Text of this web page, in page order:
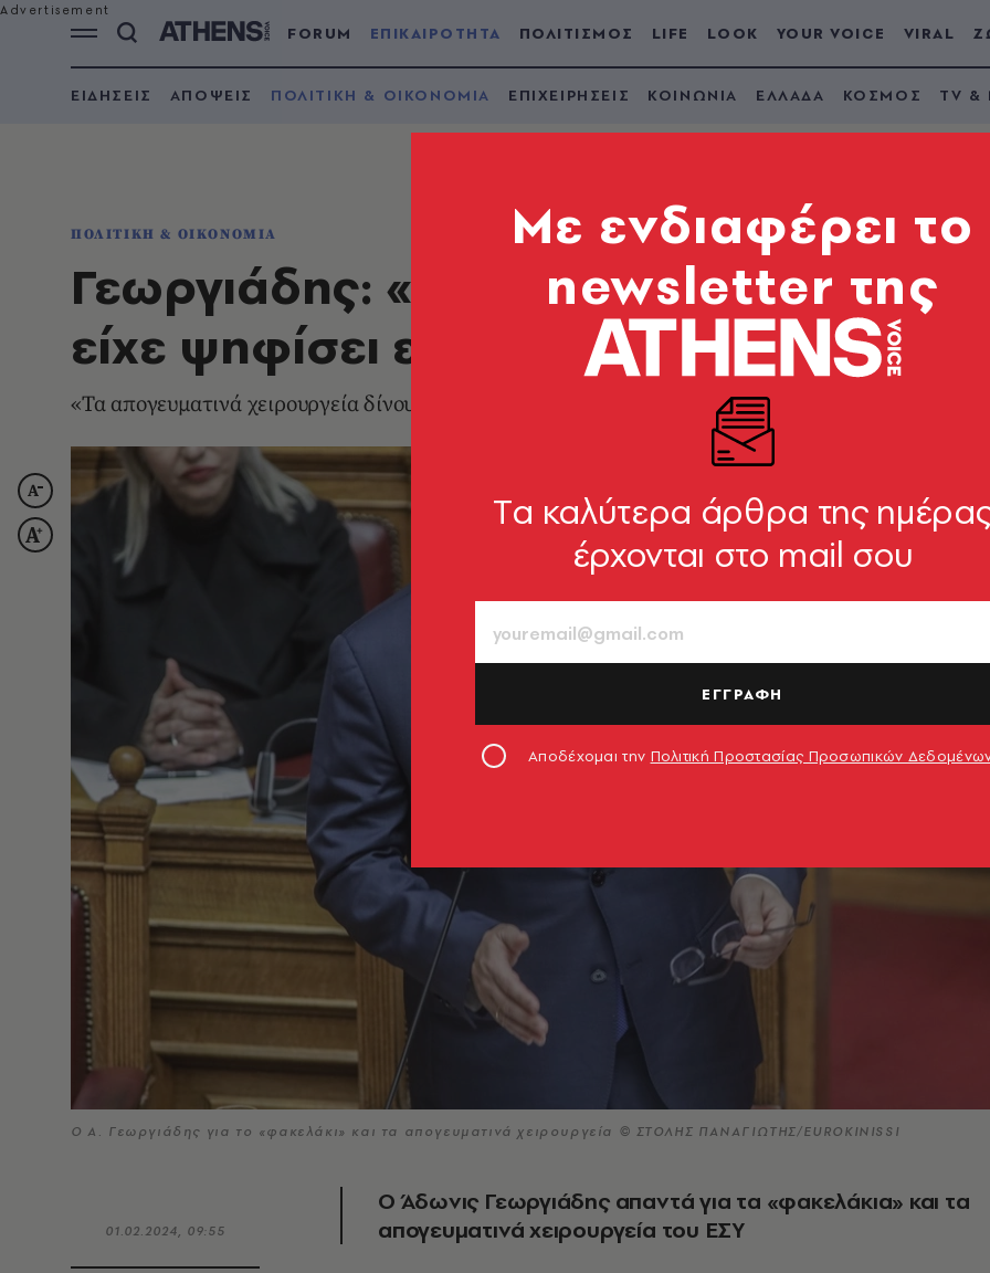
FORUM ΕΠΙΚΑΙΡΟΤΗΤΑ ΠΟΛΙΤΙΣΜΟΣ LIFE LOOK YOUR VOICE VIRAL
ΕΙΔΗΣΕΙΣ ΑΠΟΨΕΙΣ ΠΟΛΙΤΙΚΗ & ΟΙΚΟΝΟΜΙΑ ΕΠΙΧΕΙΡΗΣΕΙΣ ΚΟΙΝΩΝΙΑ ΕΛΛΑΔΑ ΚΟΣΜΟΣ TV &
ΠΟΛΙΤΙΚΗ & ΟΙΚΟΝΟΜΙΑ
Γεωργιάδης: «Μόνο η κυβέρνηση
είχε ψηφίσει ευνοϊκό νόμο για το
«Τα απογευματινά χειρουργεία δίνουν νόμιμη διέξοδο», είπε ο υπουργός Υγείας
Ο Α. Γεωργιάδης για το «φακελάκι» και τα απογευματινά χειρουργεία © ΣΤΟΛΗΣ ΠΑΝΑΓΙΩΤΗΣ/EUROKINISSI
01.02.2024, 09:55
Ο Άδωνις Γεωργιάδης απαντά για τα «φακελάκια» και τα
απογευματινά χειρουργεία του ΕΣΥ
Mε ενδιαφέρει το
newsletter της
Tα καλύτερα άρθρα της
έρχονται στο mail σου
ΕΓΓΡΑΦΗ
Αποδέχομαι την Πολιτική Προστασίας Προσωπικών